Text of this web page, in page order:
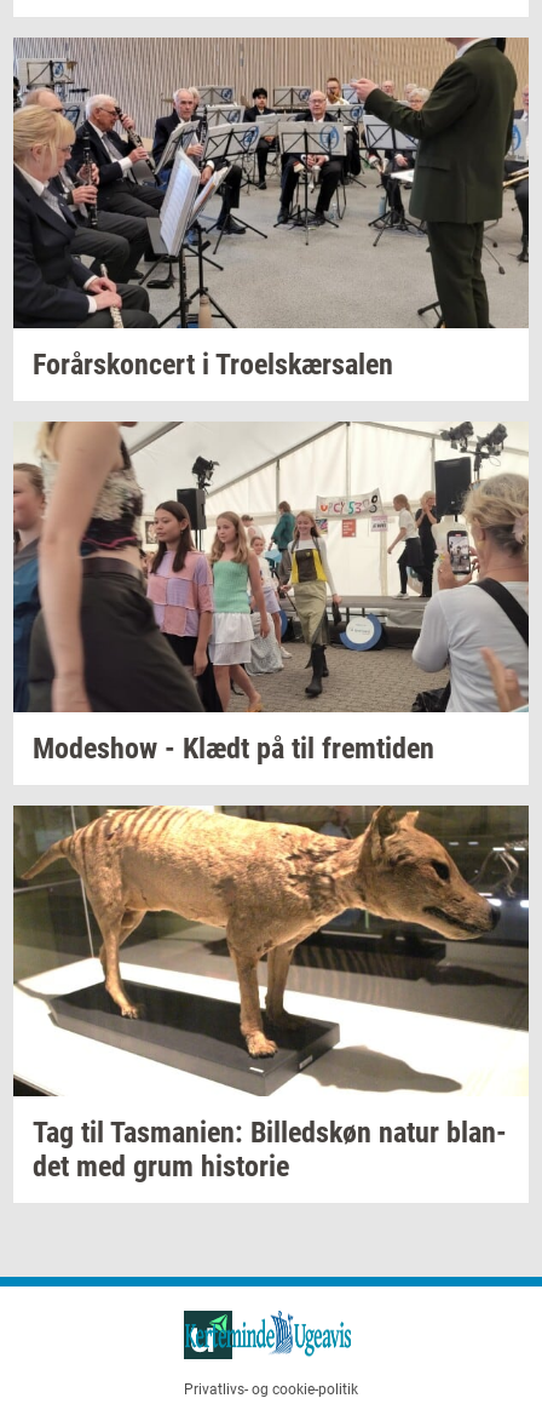
For­års­kon­cert i Tro­elskær­sa­len
Mo­des­how - Klædt på til frem­ti­den
Tag til Tas­ma­ni­en: Bil­leds­køn natur blan­
det med grum hi­sto­rie
Privatlivs- og cookie-politik